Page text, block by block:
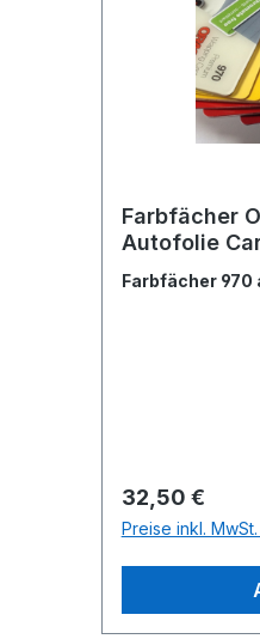
Farbfächer
Autofolie
Gutschein
Farbfächer 970
Regulärer
32,50 €
Preise inkl.